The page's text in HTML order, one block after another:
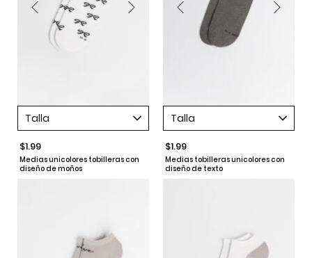
Talla
$1.99
Medias unicolores tobilleras con
diseño de moños
Talla
$1.99
Medias tobilleras unicolores con
diseño de texto